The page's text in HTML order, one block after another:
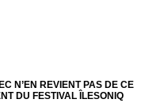
N’EN REVIENT PAS DE CE
DU FESTIVAL ÎLESONIQ